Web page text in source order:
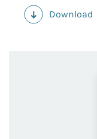
Download
(PDF)